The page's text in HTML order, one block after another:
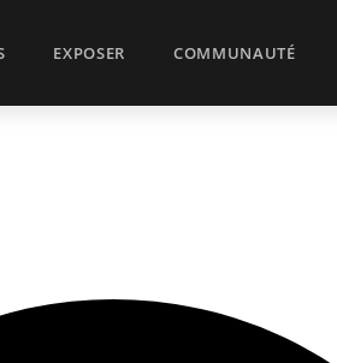
EXPOSER COMMUNAUTÉ